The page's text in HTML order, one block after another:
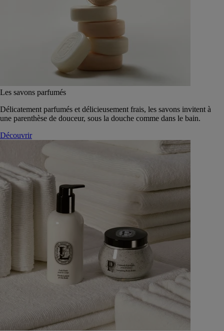
Les savons parfumés
Délicatement parfumés et délicieusement frais, les savons invitent à
une parenthèse de douceur, sous la douche comme dans le bain.
Découvrir